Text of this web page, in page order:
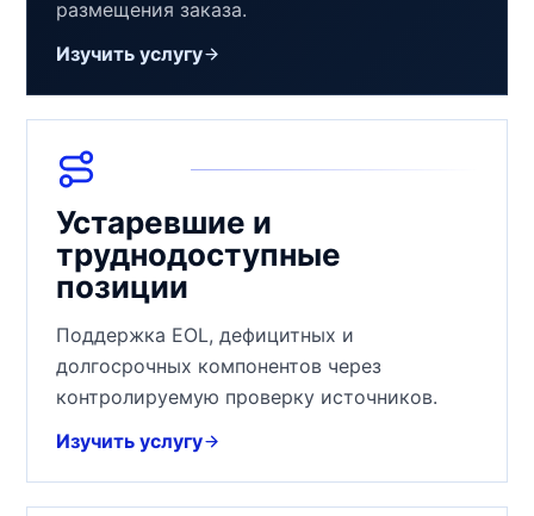
Изучить процесс качества
Отправить BOM
размещения заказа.
Изучить услугу
Устаревшие и
труднодоступные
позиции
Поддержка EOL, дефицитных и
долгосрочных компонентов через
контролируемую проверку источников.
Изучить услугу